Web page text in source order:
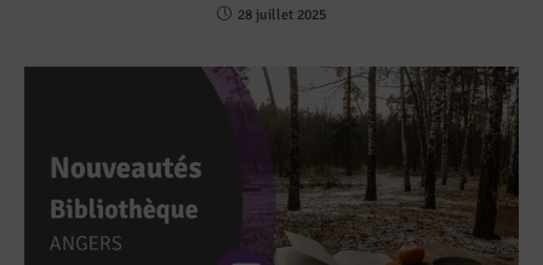
28 juillet 2025